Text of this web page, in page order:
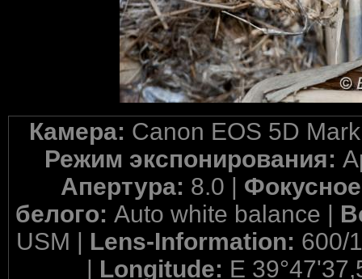
Камера: Canon EOS 5D
Режим экспонирования:
Апертура: 8.0 |
белого: Auto white balance |
USM | Lens-Information: 600/
| Longitude: E